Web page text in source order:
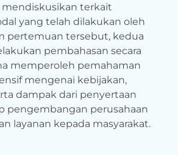
terkait
yang telah dilakukan oleh
pertemuan tersebut, kedua
pembahasan secara
memperoleh pemahaman
mengenai kebijakan,
dampak dari penyertaan
pengembangan perusahaan
layanan kepada masyarakat.